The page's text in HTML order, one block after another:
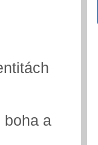
boha a